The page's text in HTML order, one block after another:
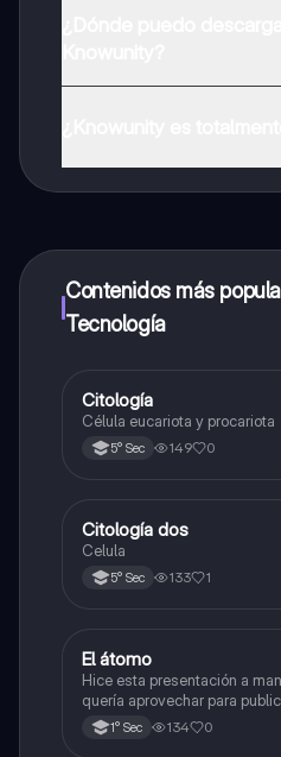
a determinadas funciones.
Contenidos más
Tecnología
Ciencia y Tecnología
Citología
Célula eucariota y procariota
5° Sec 149 0
Ciencia y Tecnología
Citología dos
Celula
5° Sec 133 1
Ciencia y Tecnología
El átomo
Hice esta presentación a
quería aprovechar para
de su agrado , habla del
solo eso bye
1° Sec 134 0